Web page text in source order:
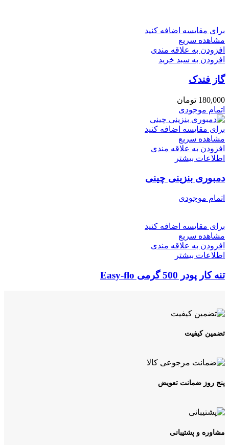
برای مقایسه اضافه کنید
مشاهده سریع
افزودن به علاقه مندی
افزودن به سبد خرید
گاز فندک
180,000 تومان
اتمام موجودی
برای مقایسه اضافه کنید
مشاهده سریع
افزودن به علاقه مندی
اطلاعات بیشتر
دمبوری بنزینی چینی
اتمام موجودی
برای مقایسه اضافه کنید
مشاهده سریع
افزودن به علاقه مندی
اطلاعات بیشتر
تنه کار پودر 500 گرمی Easy-flo
تضمین کیفیت
پنج روز ضمانت تعویض
مشاوره و پشتیبانی